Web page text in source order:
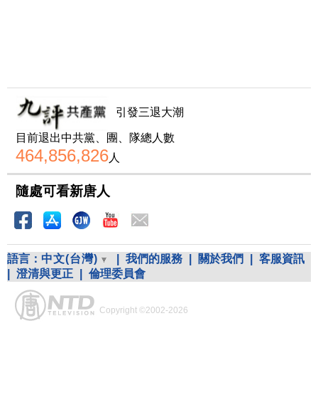
引發三退大潮
目前退出中共黨、團、隊總人數
464,856,826人
隨處可看新唐人
語言： 中文(台灣) 我們的服務 關於我們
客服資訊
澄清與更正 倫理委員會
Copyright ©2002-2026